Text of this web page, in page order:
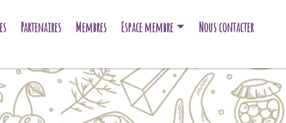
Partenaires Membres Espace membre Nous contacter